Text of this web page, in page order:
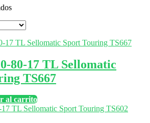
80-17 TL Sellomatic
TS667
al carrito